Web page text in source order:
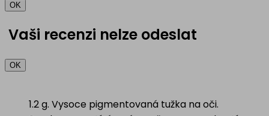
OK
Vaši recenzi nelze odeslat
OK
1.2 g. Vysoce pigmentovaná tužka na oči.